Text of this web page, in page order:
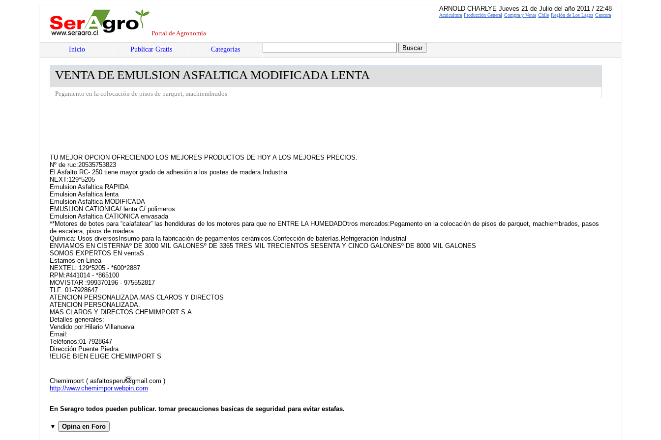
Portal de Agronomía
Inicio Publicar Gratis Categorías
VENTA DE EMULSION ASFALTICA MODIFICADA LENTA
Pegamento en la colocación de pisos de parquet, machiembrados
Acuicultura Producción General Compra y Venta Chile Región de Los Lagos Cancura
ARNOLD CHARLYE Jueves 21 de Julio del año 2011 / 22:48
TU MEJOR OPCION OFRECIENDO LOS MEJORES PRODUCTOS DE HOY A LOS MEJORES PRECIOS.
Nº de ruc:20535753823
El Asfalto RC- 250 tiene mayor grado de adhesión a los postes de madera.Industria
NEXT:129*5205
Emulsion Asfaltica RAPIDA
Emulsion Asfaltica lenta
Emulsion Asfaltica MODIFICADA
EMUSLION CATIONICA/ lenta C/ polimeros
Emulsion Asfaltica CATIONICA envasada
**Motores de botes para “calafatear” las hendiduras de los motores para que no ENTRE LA HUMEDADOtros mercados:Pegamento en la colocación de pisos de parquet, machiembrados, pasos
de escalera, pisos de madera.
Química: Usos diversosInsumo para la fabricación de pegamentos cerámicos.Confección de baterías.Refrigeración Industrial
ENVIAMOS EN CISTERNAº DE 3000 MIL GALONESº DE 3365 TRES MIL TRECIENTOS SESENTA Y CINCO GALONESº DE 8000 MIL GALONES
SOMOS EXPERTOS EN ventaS .
Estamos en Linea
NEXTEL: 129*5205 - *600*2887
RPM:#441014 - *865100
MOVISTAR :999370196 - 975552817
TLF: 01-7928647
ATENCION PERSONALIZADA.MAS CLAROS Y DIRECTOS
ATENCION PERSONALIZADA.
MAS CLAROS Y DIRECTOS CHEMIMPORT S.A
Detalles generales:
Vendido por:Hilario Villanueva
Email:
Teléfonos:01-7928647
Dirección Puente Piedra
!ELIGE BIEN ELIGE CHEMIMPORT S
Chemimport ( asfaltosperu
gmail.com )
http://www.chemimpor.webpin.com
En Seragro todos pueden publicar. tomar precauciones basicas de seguridad para evitar estafas.
▼ Opina en Foro